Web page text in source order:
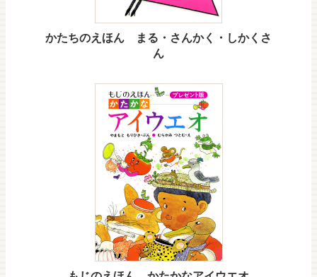
かたちのえほん まる・さんかく・しかくさ
ん